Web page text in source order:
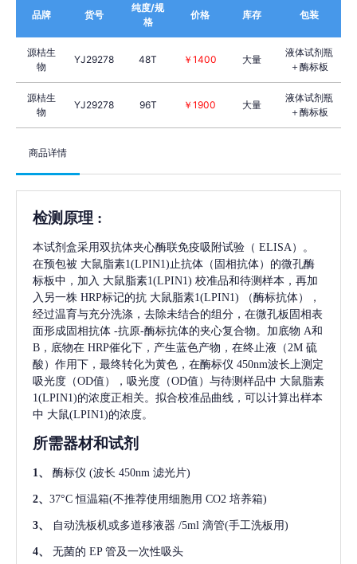
品牌 货号
纯度/规
格
价格 库存 包装
源桔生
物
YJ29278 48T ￥1400 大量
液体试剂瓶
＋酶标板
源桔生
物
YJ29278 96T ￥1900 大量
液体试剂瓶
＋酶标板
商品详情
检测原理 :
本试剂盒采用双抗体夹心酶联免疫吸附试验（ ELISA）。
在预包被 大鼠脂素1(LPIN1) 止抗体（固相抗体）的微孔酶
标板中，加入 大鼠脂素1(LPIN1) 校准品和待测样本，再加
入另一株 HRP标记的抗 大鼠脂素1(LPIN1)
（酶标抗体），
经过温育与充分洗涤，去除未结合的组分，在微孔板固相表
面形成固相抗体 -抗原-酶标抗体的夹心复合物。加底物 A和
B，底物在 HRP催化下，产生蓝色产物，在终止液（2M 硫
酸）作用下，最终转化为黄色，在酶标仪 450nm波长上测定
吸光度（OD值），吸光度（OD值）与待测样品中 大鼠脂素
1(LPIN1)的浓度正相关。拟合校准品曲线，可以计算出样本
中 大鼠(LPIN1)的浓度。
所需器材和试剂
1、 酶标仪 (波长 450nm 滤光片)
2、 37°C 恒温箱(不推荐使用细胞用 CO2 培养箱)
3、 自动洗板机或多道移液器 /5ml 滴管(手工洗板用)
4、 无菌的 EP 管及一次性吸头